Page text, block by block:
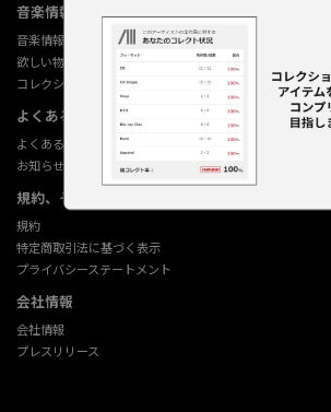
音楽情報データベース
音楽情報データベース
欲しい物リストの使い方
コレクション機能の使い方
よくあるご質問 (Q&A)
よくあるご質問 (Q&A)
お知らせ
規約、その他
規約
特定商取引法に基づく表示
プライバシーステートメント
会社情報
会社情報
プレスリリース